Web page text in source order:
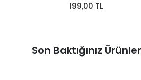
199,00 TL
Son Baktığınız Ürünler